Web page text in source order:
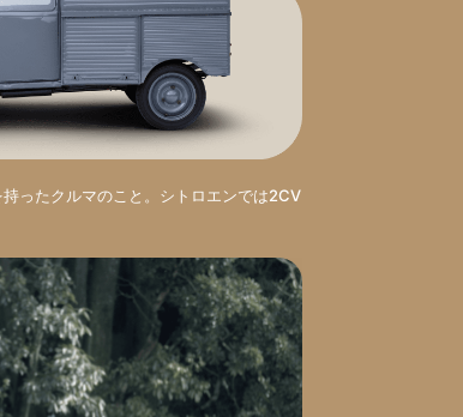
ったクルマのこと。シトロエンでは2CV